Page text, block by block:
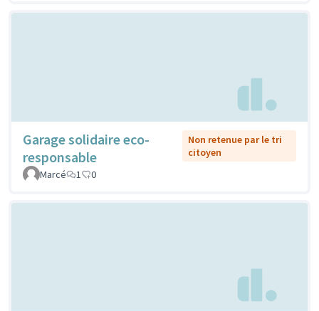
Garage solidaire eco-
responsable
Non retenue par le tri
citoyen
Marcé
1 0